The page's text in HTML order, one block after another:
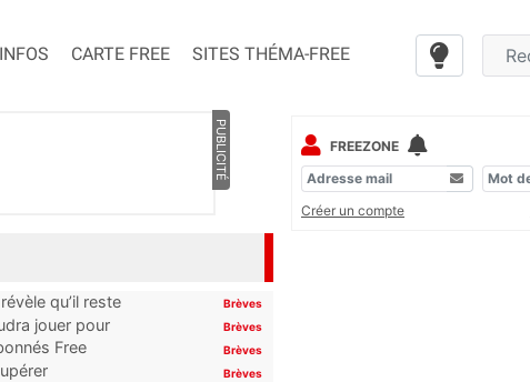
CARTE FREE SITES THÉMA-FREE
PUBLICITÉ
qu’il reste
Brèves
jouer pour
Brèves
Free
Brèves
Brèves
FREEZONE
Créer un compte